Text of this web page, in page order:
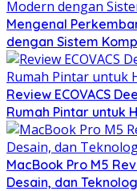
Mengenal
dengan Sistem
Review ECOVACS
Rumah Pintar untuk
MacBook Pro M5
Desain, dan